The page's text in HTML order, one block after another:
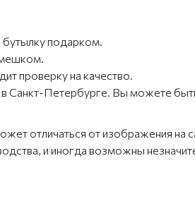
подарком.
проверку на качество.
Санкт-Петербурге. Вы можете
отличаться от изображения на
и иногда возможны